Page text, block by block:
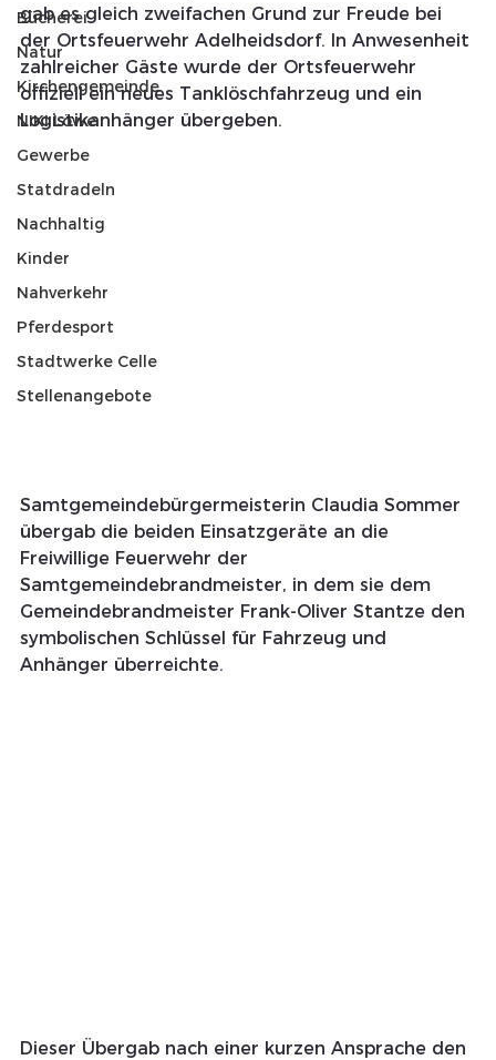
Bücherei
Natur
Kirchengemeinde
NIKI Löwe
Gewerbe
Statdradeln
Nachhaltig
Kinder
Nahverkehr
Pferdesport
Stadtwerke Celle
Stellenangebote
gab es gleich zweifachen Grund zur Freude bei
der Ortsfeuerwehr Adelheidsdorf. In Anwesenheit
zahlreicher Gäste wurde der Ortsfeuerwehr
offiziell ein neues Tanklöschfahrzeug und ein
Logistikanhänger übergeben.
Samtgemeindebürgermeisterin Claudia Sommer
übergab die beiden Einsatzgeräte an die
Freiwillige Feuerwehr der
Samtgemeindebrandmeister, in dem sie dem
Gemeindebrandmeister Frank-Oliver Stantze den
symbolischen Schlüssel für Fahrzeug und
Anhänger überreichte.
Dieser Übergab nach einer kurzen Ansprache den